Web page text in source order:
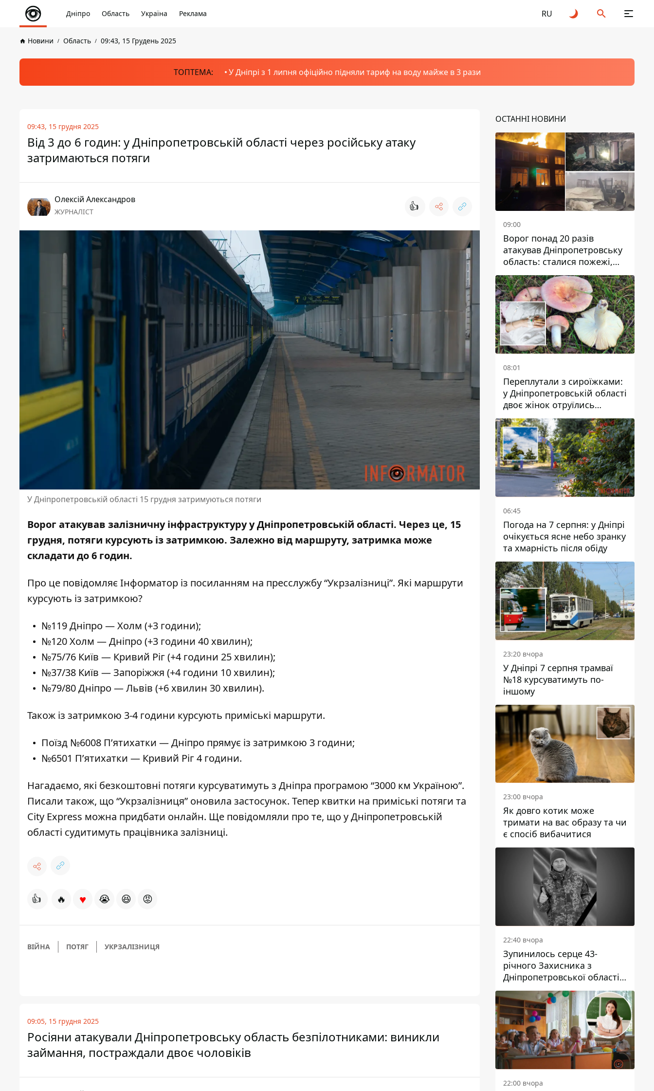
Дніпро Область Україна Реклама RU
Новини Область 09:43, 15 Грудень 2025
ТОПТЕМА: У Дніпрі з 1 липня офіційно підняли тариф на воду майже в 3 рази
09:43, 15 грудня 2025
Від 3 до 6 годин: у Дніпропетровській області через російську атаку
затримаються потяги
Олексій Александров
ЖУРНАЛІСТ 👍
У Дніпропетровській області 15 грудня затримуються потяги
Ворог атакував залізничну інфраструктуру у Дніпропетровській області. Через це, 15
грудня, потяги курсують із затримкою. Залежно від маршруту, затримка може
складати до 6 годин.
Про це повідомляє Інформатор із посиланням на пресслужбу “Укрзалізниці”. Які маршрути
курсують із затримкою?
№119 Дніпро — Холм (+3 години);
№120 Холм — Дніпро (+3 години 40 хвилин);
№75/76 Київ — Кривий Ріг (+4 години 25 хвилин);
№37/38 Київ — Запоріжжя (+4 години 10 хвилин);
№79/80 Дніпро — Львів (+6 хвилин 30 хвилин).
Також із затримкою 3-4 години курсують приміські маршрути.
Поїзд №6008 Пʼятихатки — Дніпро прямує із затримкою 3 години;
№6501 Пʼятихатки — Кривий Ріг 4 години.
Нагадаємо, які безкоштовні потяги курсуватимуть з Дніпра програмою “3000 км Україною”.
Писали також, що “Укрзалізниця” оновила застосунок. Тепер квитки на приміські потяги та
City Express можна придбати онлайн. Ще повідомляли про те, що у Дніпропетровській
області судитимуть працівника залізниці.
👍 🔥 ♥ 😭 😆 😡
ВІЙНА ПОТЯГ УКРЗАЛІЗНИЦЯ
09:05, 15 грудня 2025
Росіяни атакували Дніпропетровську область безпілотниками: виникли
займання, постраждали двоє чоловіків
ОСТАННІ НОВИНИ
09:00
Ворог понад 20 разів
атакував Дніпропетровську
область: сталися пожежі,
постраждали будинки,
інфраструктура та авто
08:01
Переплутали з сироїжками:
у Дніпропетровській області
двоє жінок отруїлись
грибами
06:45
Погода на 7 серпня: у Дніпрі
очікується ясне небо зранку
та хмарність після обіду
23:20 вчора
У Дніпрі 7 серпня трамваї
№18 курсуватимуть по-
іншому
23:00 вчора
Як довго котик може
тримати на вас образу та чи
є спосіб вибачитися
22:40 вчора
Зупинилось серце 43-
річного Захисника з
Дніпропетровської області
Євгена Зінченка
22:00 вчора